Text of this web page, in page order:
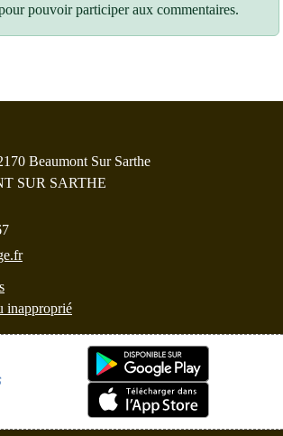
pouvoir participer aux commentaires.
Beaumont Sur Sarthe
SUR SARTHE
inapproprié